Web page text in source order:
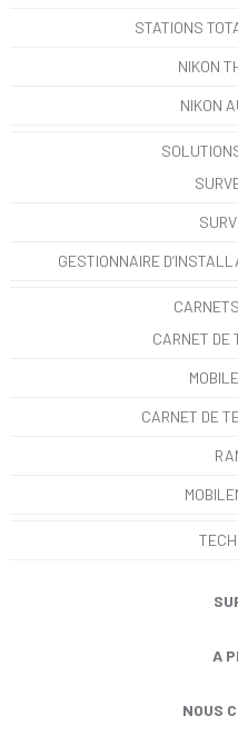
STATIONS
NIKON
NIKON
GESTIONNAIRE
CARNET DE
CARNET DE
A
NOUS